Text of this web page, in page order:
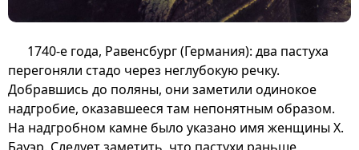
1740-е года, Равенсбург (Германия): два пастуха
перегоняли стадо через неглубокую речку.
Добравшись до поляны, они заметили одинокое
надгробие, оказавшееся там непонятным образом.
На надгробном камне было указано имя женщины Х.